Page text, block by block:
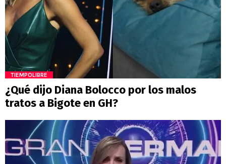
TIEMPOLIBRE
¿Qué dijo Diana Bolocco por los malos
tratos a Bigote en GH?